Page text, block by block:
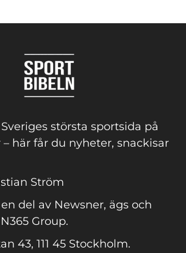
största sportsida på
här får du nyheter, snackisar
Ström
del av Newsner, ägs och
Group.
43, 111 45 Stockholm.